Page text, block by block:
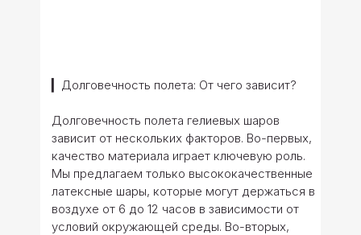
▎Долговечность полета: От чего зависит?
Долговечность полета гелиевых шаров
зависит от нескольких факторов. Во-первых,
качество материала играет ключевую роль.
Мы предлагаем только высококачественные
латексные шары, которые могут держаться в
воздухе от 6 до 12 часов в зависимости от
условий окружающей среды. Во-вторых,